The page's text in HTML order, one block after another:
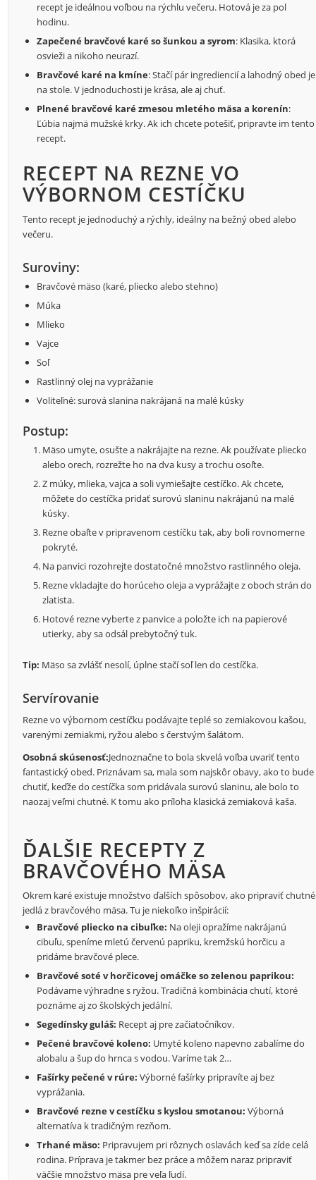
recept je ideálnou voľbou na rýchlu večeru. Hotová je za pol
hodinu.
Zapečené bravčové karé so šunkou a syrom: Klasika, ktorá
osvieži a nikoho neurazí.
Bravčové karé na kmíne: Stačí pár ingrediencií a lahodný obed je
na stole. V jednoduchosti je krása, ale aj chuť.
Plnené bravčové karé zmesou mletého mäsa a korenín:
Ľúbia najmä mužské krky. Ak ich chcete potešiť, pripravte im tento
recept.
RECEPT NA REZNE VO
VÝBORNOM CESTÍČKU
Tento recept je jednoduchý a rýchly, ideálny na bežný obed alebo
večeru.
Suroviny:
Bravčové mäso (karé, pliecko alebo stehno)
Múka
Mlieko
Vajce
Soľ
Rastlinný olej na vyprážanie
Voliteľné: surová slanina nakrájaná na malé kúsky
Postup:
Mäso umyte, osušte a nakrájajte na rezne. Ak používate pliecko
alebo orech, rozrežte ho na dva kusy a trochu osoľte.
Z múky, mlieka, vajca a soli vymiešajte cestíčko. Ak chcete,
môžete do cestíčka pridať surovú slaninu nakrájanú na malé
kúsky.
Rezne obaľte v pripravenom cestíčku tak, aby boli rovnomerne
pokryté.
Na panvici rozohrejte dostatočné množstvo rastlinného oleja.
Rezne vkladajte do horúceho oleja a vyprážajte z oboch strán do
zlatista.
Hotové rezne vyberte z panvice a položte ich na papierové
utierky, aby sa odsál prebytočný tuk.
Tip: Mäso sa zvlášť nesolí, úplne stačí soľ len do cestíčka.
Servírovanie
Rezne vo výbornom cestíčku podávajte teplé so zemiakovou kašou,
varenými zemiakmi, ryžou alebo s čerstvým šalátom.
Osobná skúsenosť:Jednoznačne to bola skvelá voľba uvariť tento
fantastický obed. Priznávam sa, mala som najskôr obavy, ako to bude
chutiť, keďže do cestíčka som pridávala surovú slaninu, ale bolo to
naozaj veľmi chutné. K tomu ako príloha klasická zemiaková kaša.
ĎALŠIE RECEPTY Z
BRAVČOVÉHO MÄSA
Okrem karé existuje množstvo ďalších spôsobov, ako pripraviť chutné
jedlá z bravčového mäsa. Tu je niekoľko inšpirácií:
Bravčové pliecko na cibuľke: Na oleji opražíme nakrájanú
cibuľu, speníme mletú červenú papriku, kremžskú horčicu a
pridáme bravčové plece.
Bravčové soté v horčicovej omáčke so zelenou paprikou:
Podávame výhradne s ryžou. Tradičná kombinácia chutí, ktoré
poznáme aj zo školských jedální.
Segedínsky guláš: Recept aj pre začiatočníkov.
Pečené bravčové koleno: Umyté koleno napevno zabalíme do
alobalu a šup do hrnca s vodou. Varíme tak 2…
Fašírky pečené v rúre: Výborné fašírky pripravíte aj bez
vyprážania.
Bravčové rezne v cestíčku s kyslou smotanou: Výborná
alternatíva k tradičným rezňom.
Trhané mäso: Pripravujem pri rôznych oslavách keď sa zíde celá
rodina. Príprava je takmer bez práce a môžem naraz pripraviť
väčšie množstvo mäsa pre veľa ľudí.